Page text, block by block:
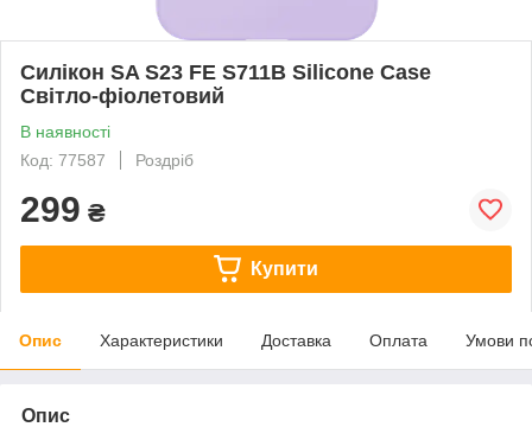
Силікон SA S23 FE S711B Silicone Case
Світло-фіолетовий
В наявності
Код: 77587
Роздріб
299 ₴
Купити
Опис Характеристики Доставка Оплата Умови
Опис